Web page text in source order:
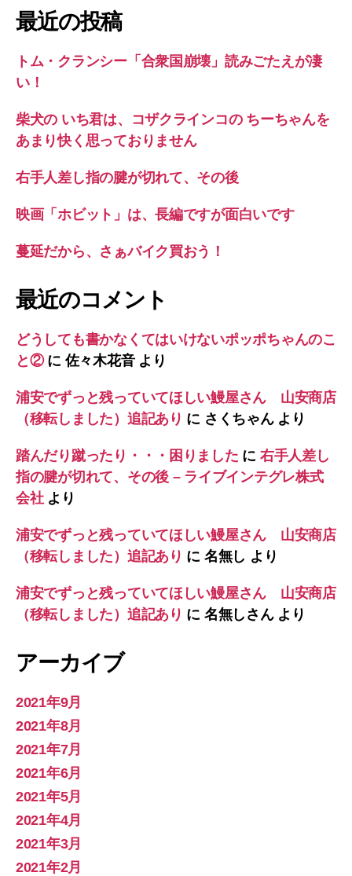
象:
最近の投稿
トム・クランシー「合衆国崩壊」読みごたえが凄
い！
柴犬の いち君は、コザクラインコの ちーちゃんを
あまり快く思っておりません
右手人差し指の腱が切れて、その後
映画「ホビット」は、長編ですが面白いです
蔓延だから、さぁバイク買おう！
最近のコメント
どうしても書かなくてはいけないポッポちゃんのこ
と②に佐々木花音より
浦安でずっと残っていてほしい鰻屋さん 山安商店
（移転しました）追記あり に さくちゃんより
踏んだり蹴ったり・・・困りました に 右手人差し
指の腱が切れて、その後 – ライブインテグレ株式
会社より
浦安でずっと残っていてほしい鰻屋さん 山安商店
（移転しました）追記あり に 名無し より
浦安でずっと残っていてほしい鰻屋さん 山安商店
（移転しました）追記あり に 名無しさんより
アーカイブ
2021年9月
2021年8月
2021年7月
2021年6月
2021年5月
2021年4月
2021年3月
2021年2月